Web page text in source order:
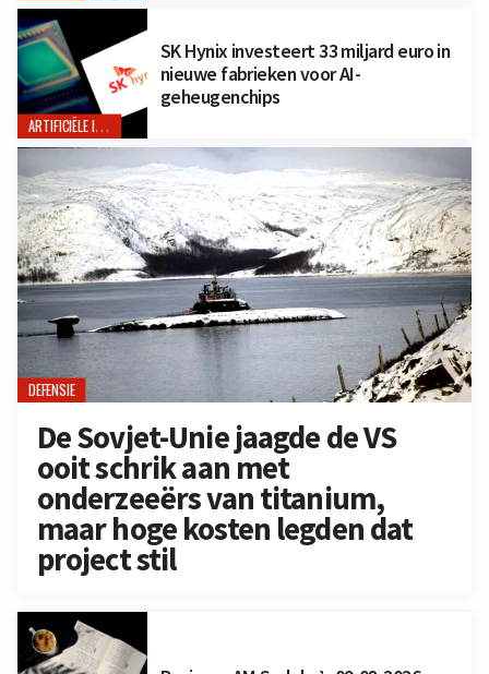
ARTIFICIËLE INTELLIGENTIE
SK Hynix investeert 33 miljard euro in
nieuwe fabrieken voor AI-
geheugenchips
DEFENSIE
De Sovjet-Unie jaagde de VS
ooit schrik aan met
onderzeeërs van titanium,
maar hoge kosten legden dat
project stil